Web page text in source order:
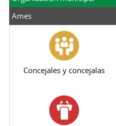
Ames
Concejales y concejalas